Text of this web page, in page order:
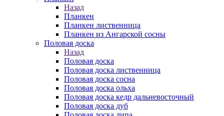
Назад
Планкен
Планкен лиственница
Планкен из Ангарской сосны
Половая доска
Назад
Половая доска
Половая доска лиственница
Половая доска сосна
Половая доска ольха
Половая доска кедр дальневосточный
Половая доска дуб